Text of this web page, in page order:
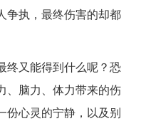
争执，最终伤害的却都
终又能得到什么呢？恐
、脑力、体力带来的伤
份心灵的宁静，以及别